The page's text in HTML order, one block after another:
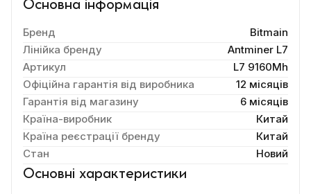
Основна інформація
Бренд
Bitmain
Лінійка бренду
Antminer L7
Артикул
L7 9160Mh
Офіційна гарантія від виробника
12 місяців
Гарантія від магазину
6 місяців
Країна-виробник
Китай
Країна реєстрації бренду
Китай
Стан
Новий
Основні характеристики